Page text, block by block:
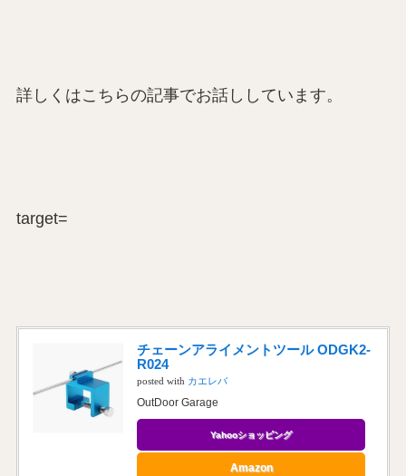
詳しくはこちらの記事でお話ししています。
target=
チェーンアライメントツール ODGK2-
R024
posted with カエレバ
OutDoor Garage
Yahooショッピング
Amazon